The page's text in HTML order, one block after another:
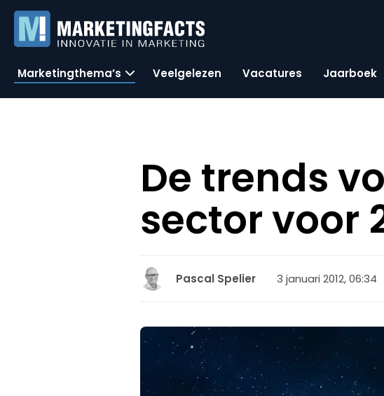
Marketingthema’s Veelgelezen Vacatures Jaarboek
De trends
sector voor
Pascal Spelier 3 januari 2012, 06:34